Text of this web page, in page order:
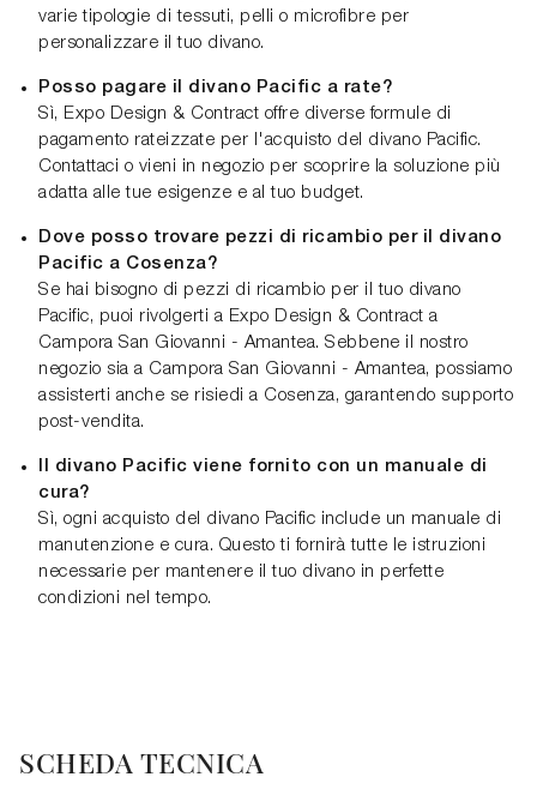
varie tipologie di tessuti, pelli o microfibre per
personalizzare il tuo divano.
Posso pagare il divano Pacific a rate?
Sì, Expo Design & Contract offre diverse formule di
pagamento rateizzate per l'acquisto del divano Pacific.
Contattaci o vieni in negozio per scoprire la soluzione più
adatta alle tue esigenze e al tuo budget.
Dove posso trovare pezzi di ricambio per il divano
Pacific a Cosenza?
Se hai bisogno di pezzi di ricambio per il tuo divano
Pacific, puoi rivolgerti a Expo Design & Contract a
Campora San Giovanni - Amantea. Sebbene il nostro
negozio sia a Campora San Giovanni - Amantea, possiamo
assisterti anche se risiedi a Cosenza, garantendo supporto
post-vendita.
Il divano Pacific viene fornito con un manuale di
cura?
Sì, ogni acquisto del divano Pacific include un manuale di
manutenzione e cura. Questo ti fornirà tutte le istruzioni
necessarie per mantenere il tuo divano in perfette
condizioni nel tempo.
SCHEDA TECNICA